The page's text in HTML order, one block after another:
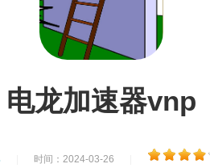
电龙加速器vnp
时间：2024-03-26